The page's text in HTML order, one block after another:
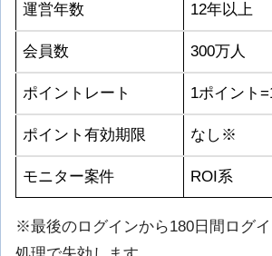
運営年数 12年以上
会員数 300万人
ポイントレート 1ポイント
ポイント有効期限 なし※
モニター案件 ROI系
※最後のログインから180日間ログ